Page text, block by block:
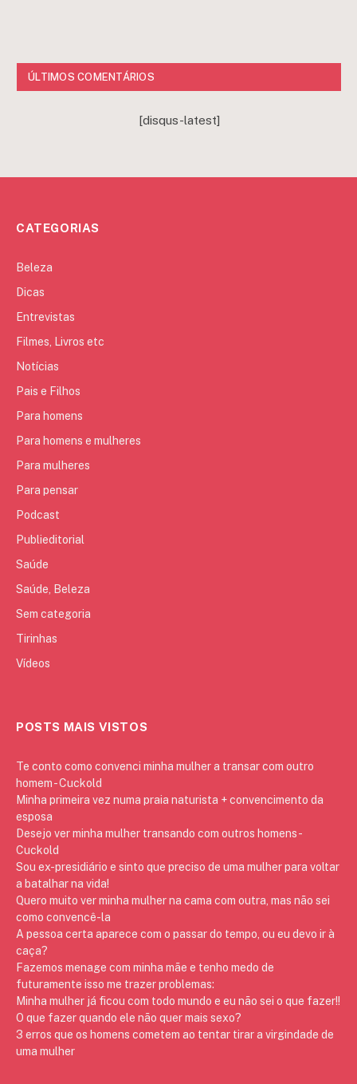
ÚLTIMOS COMENTÁRIOS
[disqus-latest]
CATEGORIAS
Beleza
Dicas
Entrevistas
Filmes, Livros etc
Notícias
Pais e Filhos
Para homens
Para homens e mulheres
Para mulheres
Para pensar
Podcast
Publieditorial
Saúde
Saúde, Beleza
Sem categoria
Tirinhas
Vídeos
POSTS MAIS VISTOS
Te conto como convenci minha mulher a transar com outro
homem - Cuckold
Minha primeira vez numa praia naturista + convencimento da
esposa
Desejo ver minha mulher transando com outros homens -
Cuckold
Sou ex-presidiário e sinto que preciso de uma mulher para voltar
a batalhar na vida!
Quero muito ver minha mulher na cama com outra, mas não sei
como convencê-la
A pessoa certa aparece com o passar do tempo, ou eu devo ir à
caça?
Fazemos menage com minha mãe e tenho medo de
futuramente isso me trazer problemas:
Minha mulher já ficou com todo mundo e eu não sei o que fazer!!
O que fazer quando ele não quer mais sexo?
3 erros que os homens cometem ao tentar tirar a virgindade de
uma mulher